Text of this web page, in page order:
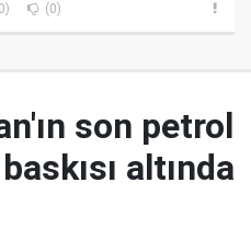
(0)
son petrol
altında